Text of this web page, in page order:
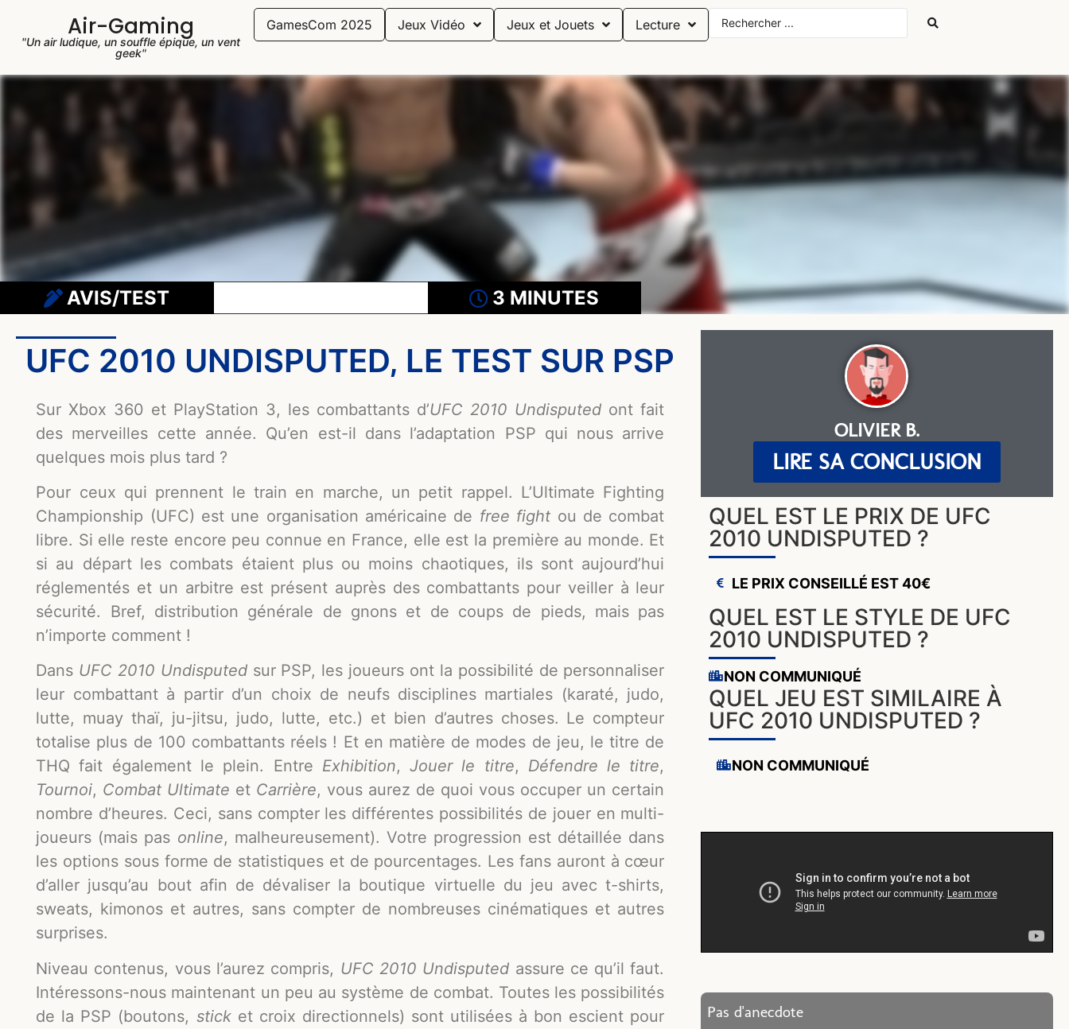
Air-Gaming
"Un air ludique, un souffle épique, un vent
geek"
GamesCom 2025 Jeux Vidéo Jeux et Jouets Lecture
AVIS/TEST 3 MINUTES
UFC 2010 UNDISPUTED, LE TEST SUR PSP
Sur Xbox 360 et PlayStation 3, les combattants d’UFC 2010 Undisputed ont fait
des merveilles cette année. Qu’en est-il dans l’adaptation PSP qui nous arrive
quelques mois plus tard ?
Pour ceux qui prennent le train en marche, un petit rappel. L’Ultimate Fighting
Championship (UFC) est une organisation américaine de free fight ou de combat
libre. Si elle reste encore peu connue en France, elle est la première au monde. Et
si au départ les combats étaient plus ou moins chaotiques, ils sont aujourd’hui
réglementés et un arbitre est présent auprès des combattants pour veiller à leur
sécurité. Bref, distribution générale de gnons et de coups de pieds, mais pas
n’importe comment !
Dans UFC 2010 Undisputedsur PSP, les joueurs ont la possibilité de personnaliser
leur combattant à partir d’un choix de neufs disciplines martiales (karaté, judo,
lutte, muay thaï, ju-jitsu, judo, lutte, etc.) et bien d’autres choses. Le compteur
totalise plus de 100 combattants réels ! Et en matière de modes de jeu, le titre de
THQ fait également le plein. Entre Exhibition,Jouer le titre, Défendre le titre,
Tournoi, Combat Ultimate et Carrière, vous aurez de quoi vous occuper un certain
nombre d’heures. Ceci, sans compter les différentes possibilités de jouer en multi-
joueurs (mais pas online, malheureusement). Votre progression est détaillée dans
les options sous forme de statistiques et de pourcentages. Les fans auront à cœur
d’aller jusqu’au bout afin de dévaliser la boutique virtuelle du jeu avec t-shirts,
sweats, kimonos et autres, sans compter de nombreuses cinématiques et autres
surprises.
Niveau contenus, vous l’aurez compris, UFC 2010 Undisputed assure ce qu’il faut.
Intéressons-nous maintenant un peu au système de combat. Toutes les possibilités
de la PSP (boutons, sticket croix directionnels) sont utilisées à bon escient pour
OLIVIER B.
LIRE SA CONCLUSION
QUEL EST LE PRIX DE UFC
2010 UNDISPUTED ?
LE PRIX CONSEILLÉ EST 40€
QUEL EST LE STYLE DE UFC
2010 UNDISPUTED ?
NON COMMUNIQUÉ
QUEL JEU EST SIMILAIRE À
UFC 2010 UNDISPUTED ?
NON COMMUNIQUÉ
Pas d'anecdote